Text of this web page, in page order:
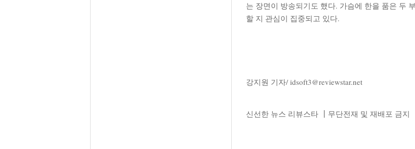
는 장면이 방송되기도 했다. 가슴에 한을 품은 두
할 지 관심이 집중되고 있다.
강지원 기자/ idsoft3@reviewstar.net
신선한 뉴스 리뷰스타 ┃무단전재 및 재배포 금지